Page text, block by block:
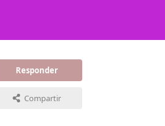
Responder
Compartir